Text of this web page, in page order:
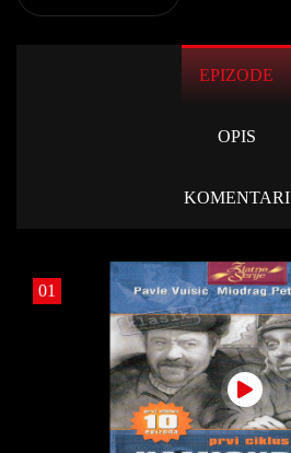
EPIZODE
OPIS
KOMENTARI
01